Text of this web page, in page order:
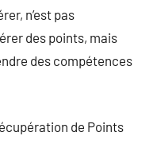
n’est pas
des points, mais
des compétences
de Points